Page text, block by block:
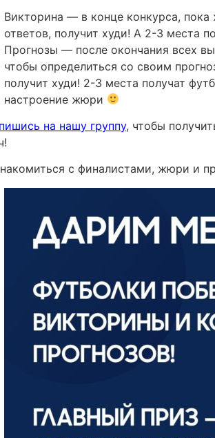
Викторина — в конце конкурса,
ответов, получит худи! А 2-3 места
Прогнозы — после окончания всех
чтобы определиться со своим
получит худи! 2-3 места получат
настроение жюри
на нашу группу, чтобы
с финалистами, жюри и